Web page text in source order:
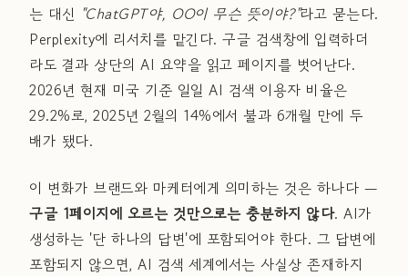
는 대신 "ChatGPT야, OO이 무슨 뜻이야?"라고 묻는다.
Perplexity에 리서치를 맡긴다. 구글 검색창에 입력하더
라도 결과 상단의 AI 요약을 읽고 페이지를 벗어난다.
2026년 현재 미국 기준 일일 AI 검색 이용자 비율은
29.2%로, 2025년 2월의 14%에서 불과 6개월 만에 두
배가 됐다.
이 변화가 브랜드와 마케터에게 의미하는 것은 하나다 —
구글 1페이지에 오르는 것만으로는 충분하지 않다. AI가
생성하는 '단 하나의 답변'에 포함되어야 한다. 그 답변에
포함되지 않으면, AI 검색 세계에서는 사실상 존재하지